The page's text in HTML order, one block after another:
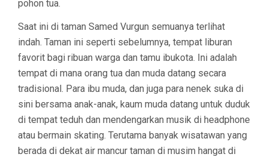
pohon tua.
Saat ini di taman Samed Vurgun semuanya terlihat
indah. Taman ini seperti sebelumnya, tempat liburan
favorit bagi ribuan warga dan tamu ibukota. Ini adalah
tempat di mana orang tua dan muda datang secara
tradisional. Para ibu muda, dan juga para nenek suka di
sini bersama anak-anak, kaum muda datang untuk duduk
di tempat teduh dan mendengarkan musik di headphone
atau bermain skating. Terutama banyak wisatawan yang
berada di dekat air mancur taman di musim hangat di